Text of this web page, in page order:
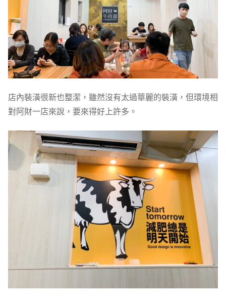
店內裝潢很新也整潔，雖然沒有太過華麗的裝潢，但環境相
對阿財一店來說，要來得好上許多。